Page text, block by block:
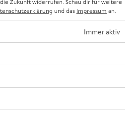
du es richtig
- was dahinter steckt
und das Impressum an.
Immer aktiv